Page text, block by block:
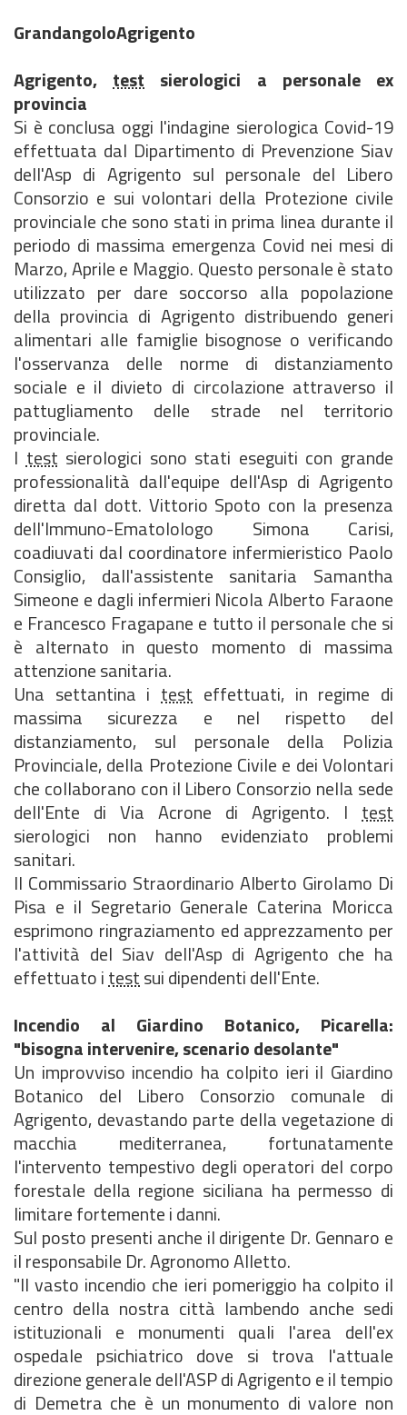
GrandangoloAgrigento
Agrigento, test sierologici a personale ex
provincia
Si è conclusa oggi l'indagine sierologica Covid-19
effettuata dal Dipartimento di Prevenzione Siav
dell'Asp di Agrigento sul personale del Libero
Consorzio e sui volontari della Protezione civile
provinciale che sono stati in prima linea durante il
periodo di massima emergenza Covid nei mesi di
Marzo, Aprile e Maggio. Questo personale è stato
utilizzato per dare soccorso alla popolazione
della provincia di Agrigento distribuendo generi
alimentari alle famiglie bisognose o verificando
l'osservanza delle norme di distanziamento
sociale e il divieto di circolazione attraverso il
pattugliamento delle strade nel territorio
provinciale.
I test sierologici sono stati eseguiti con grande
professionalità dall'equipe dell'Asp di Agrigento
diretta dal dott. Vittorio Spoto con la presenza
dell'Immuno-Ematolologo Simona Carisi,
coadiuvati dal coordinatore infermieristico Paolo
Consiglio, dall'assistente sanitaria Samantha
Simeone e dagli infermieri Nicola Alberto Faraone
e Francesco Fragapane e tutto il personale che si
è alternato in questo momento di massima
attenzione sanitaria.
Una settantina i test effettuati, in regime di
massima sicurezza e nel rispetto del
distanziamento, sul personale della Polizia
Provinciale, della Protezione Civile e dei Volontari
che collaborano con il Libero Consorzio nella sede
dell'Ente di Via Acrone di Agrigento. I test
sierologici non hanno evidenziato problemi
sanitari.
Il Commissario Straordinario Alberto Girolamo Di
Pisa e il Segretario Generale Caterina Moricca
esprimono ringraziamento ed apprezzamento per
l'attività del Siav dell'Asp di Agrigento che ha
effettuato itestsui dipendenti dell'Ente.
Incendio al Giardino Botanico, Picarella:
"bisogna intervenire, scenario desolante"
Un improvviso incendio ha colpito ieri il Giardino
Botanico del Libero Consorzio comunale di
Agrigento, devastando parte della vegetazione di
macchia mediterranea, fortunatamente
l'intervento tempestivo degli operatori del corpo
forestale della regione siciliana ha permesso di
limitare fortemente i danni.
Sul posto presenti anche il dirigente Dr. Gennaro e
il responsabile Dr. Agronomo Alletto.
"Il vasto incendio che ieri pomeriggio ha colpito il
centro della nostra città lambendo anche sedi
istituzionali e monumenti quali l'area dell'ex
ospedale psichiatrico dove si trova l'attuale
direzione generale dell'ASP di Agrigento e il tempio
di Demetra che è un monumento di valore non